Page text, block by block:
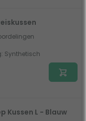
Synthetisch
Kussen L - Blauw